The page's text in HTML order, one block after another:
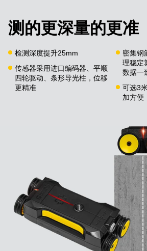
测的更深量的更准
检测深度提升25mm
传感器采用进口编码器、平顺
四轮驱动、条形导光柱，位移
更精准
密集钢
理稳定
数据一
可选3
加方便